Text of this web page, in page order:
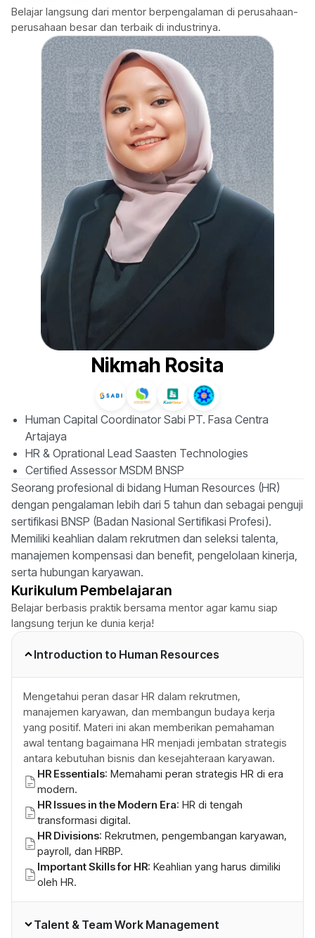
Belajar langsung dari mentor berpengalaman di perusahaan-
perusahaan besar dan terbaik di industrinya.
Nikmah Rosita
Human Capital Coordinator Sabi PT. Fasa Centra
Artajaya
HR & Oprational Lead Saasten Technologies
Certified Assessor MSDM BNSP
Seorang profesional di bidang Human Resources (HR)
dengan pengalaman lebih dari 5 tahun dan sebagai penguji
sertifikasi BNSP (Badan Nasional Sertifikasi Profesi).
Memiliki keahlian dalam rekrutmen dan seleksi talenta,
manajemen kompensasi dan benefit, pengelolaan kinerja,
serta hubungan karyawan.
Kurikulum Pembelajaran
Belajar berbasis praktik bersama mentor agar kamu siap
langsung terjun ke dunia kerja!
Introduction to Human Resources
Mengetahui peran dasar HR dalam rekrutmen,
manajemen karyawan, dan membangun budaya kerja
yang positif. Materi ini akan memberikan pemahaman
awal tentang bagaimana HR menjadi jembatan strategis
antara kebutuhan bisnis dan kesejahteraan karyawan.
HR Essentials: Memahami peran strategis HR di era
modern.
HR Issues in the Modern Era: HR di tengah
transformasi digital.
HR Divisions: Rekrutmen, pengembangan karyawan,
payroll, dan HRBP.
Important Skills for HR: Keahlian yang harus dimiliki
oleh HR.
Talent & Team Work Management